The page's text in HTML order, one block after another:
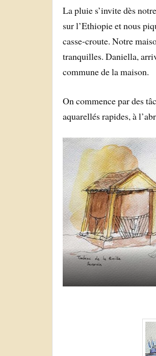
La pluie s’invite dès
sur l’Ethiopie et nous
casse-croute. Notre
tranquilles. Daniella,
commune de la maison.
On commence par des
aquarellés rapides, à